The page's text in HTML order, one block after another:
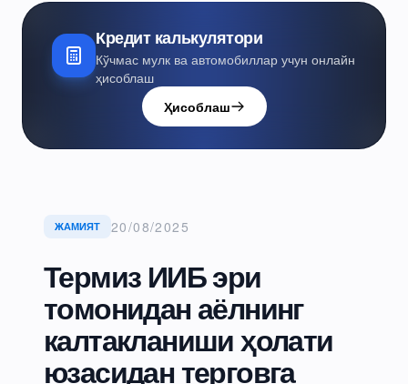
Кредит калькулятори
Кўчмас мулк ва автомобиллар учун онлайн
ҳисоблаш
Ҳисоблаш
ЖАМИЯТ 20/08/2025
Термиз ИИБ эри
томонидан аёлнинг
калтакланиши ҳолати
юзасидан терговга